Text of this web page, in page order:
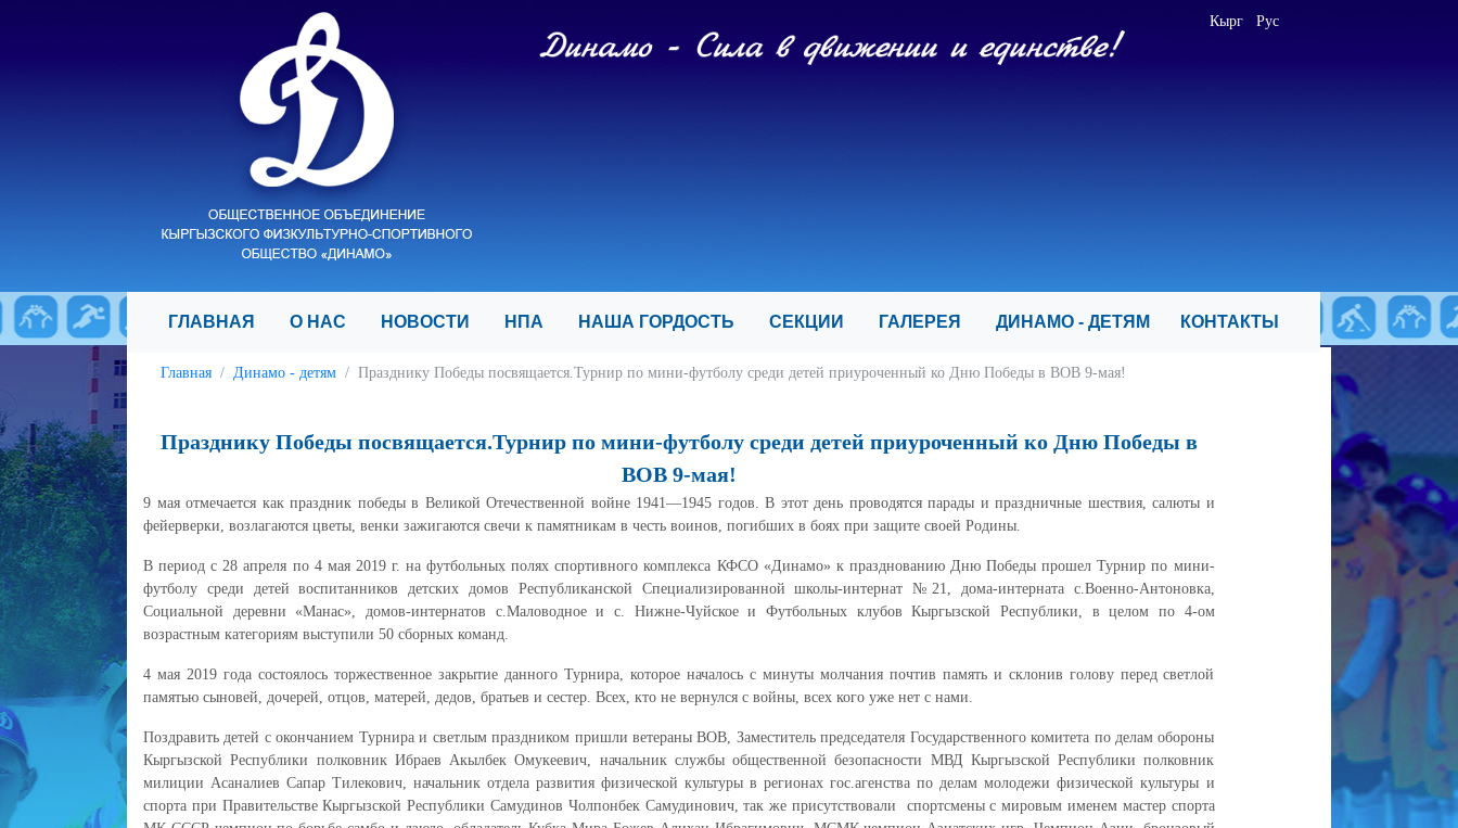
Кырг Рус
ГЛАВНАЯ О НАС НОВОСТИ НПА НАША ГОРДОСТЬ СЕКЦИИ ГАЛЕРЕЯ ДИНАМО - ДЕТЯМ КОНТАКТЫ
Главная Динамо - детям Празднику Победы посвящается.Турнир по мини-футболу среди детей приуроченный ко Дню Победы в ВОВ 9-мая!
Празднику Победы посвящается.Турнир по мини-футболу среди детей приуроченный ко Дню Победы в
ВОВ 9-мая!
9 мая отмечается как праздник победы в Великой Отечественной войне 1941—1945 годов. В этот день проводятся парады и праздничные шествия, салюты и
фейерверки, возлагаются цветы, венки зажигаются свечи к памятникам в честь воинов, погибших в боях при защите своей Родины.
В период с 28 апреля по 4 мая 2019 г. на футбольных полях спортивного комплекса КФСО «Динамо» к празднованию Дню Победы прошел Турнир по мини-
футболу среди детей воспитанников детских домов Республиканской Специализированной школы-интернат №21, дома-интерната с.Военно-Антоновка,
Социальной деревни «Манас», домов-интернатов с.Маловодное и с. Нижне-Чуйское и Футбольных клубов Кыргызской Республики, в целом по 4-ом
возрастным категориям выступили 50 сборных команд.
4 мая 2019 года состоялось торжественное закрытие данного Турнира, которое началось с минуты молчания почтив память и склонив голову перед светлой
памятью сыновей, дочерей, отцов, матерей, дедов, братьев и сестер. Всех, кто не вернулся с войны, всех кого уже нет с нами.
Поздравить детей с окончанием Турнира и светлым праздником пришли ветераны ВОВ, Заместитель председателя Государственного комитета по делам обороны
Кыргызской Республики полковник Ибраев Акылбек Омукеевич, начальник службы общественной безопасности МВД Кыргызской Республики полковник
милиции Асаналиев Сапар Тилекович, начальник отдела развития физической культуры в регионах гос.агенства по делам молодежи физической культуры и
спорта при Правительстве Кыргызской Республики Самудинов Чолпонбек Самудинович, так же присутствовали спортсмены с мировым именем мастер спорта